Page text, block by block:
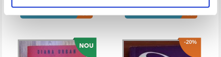
-20%